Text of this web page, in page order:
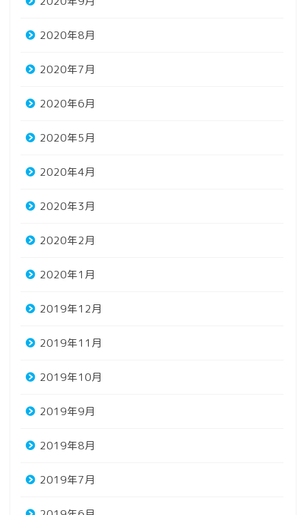
2020年8月
2020年7月
2020年6月
2020年5月
2020年4月
2020年3月
2020年2月
2020年1月
2019年12月
2019年11月
2019年10月
2019年9月
2019年8月
2019年7月